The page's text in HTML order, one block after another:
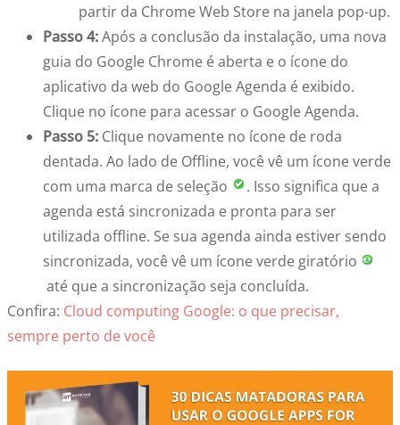
partir da Chrome Web Store na janela pop-up.
Passo 4:Após a conclusão da instalação, uma nova
guia do Google Chrome é aberta e o ícone do
aplicativo da web do Google Agenda é exibido.
Clique no ícone para acessar o Google Agenda.
Passo 5: Clique novamente no ícone de roda
dentada. Ao lado de Offline, você vê um ícone verde
com uma marca de seleção
. Isso significa que a
agenda está sincronizada e pronta para ser
utilizada offline. Se sua agenda ainda estiver sendo
sincronizada, você vê um ícone verde giratório
até que a sincronização seja concluída.
Confira: Cloud computing Google: o que precisar,
sempre perto de você